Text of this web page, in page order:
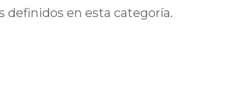
definidos en esta categoría.